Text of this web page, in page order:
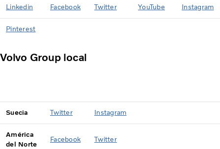
Linkedin Facebook Twitter YouTube Instagram
Pinterest
Volvo Group local
Suecia Twitter Instagram
América
del Norte
Facebook Twitter